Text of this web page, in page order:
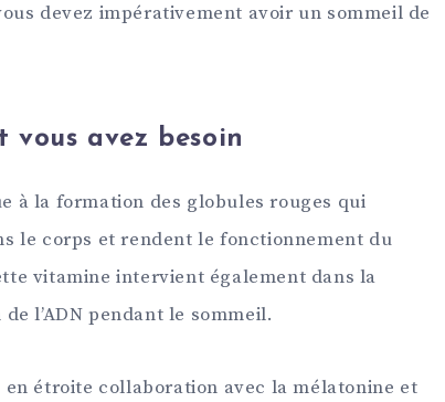
devez impérativement avoir un sommeil de
vous avez besoin
à la formation des globules rouges qui
le corps et rendent le fonctionnement du
vitamine intervient également dans la
l’ADN pendant le sommeil.
étroite collaboration avec la mélatonine et